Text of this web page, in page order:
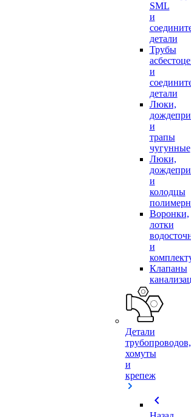
SML
и
детали
Трубы
и
детали
Люки,
и
трапы
чугунные
Люки,
и
колодцы
Воронки,
лотки
и
Клапаны
Детали
трубопроводов,
хомуты
и
крепеж
chevron_left